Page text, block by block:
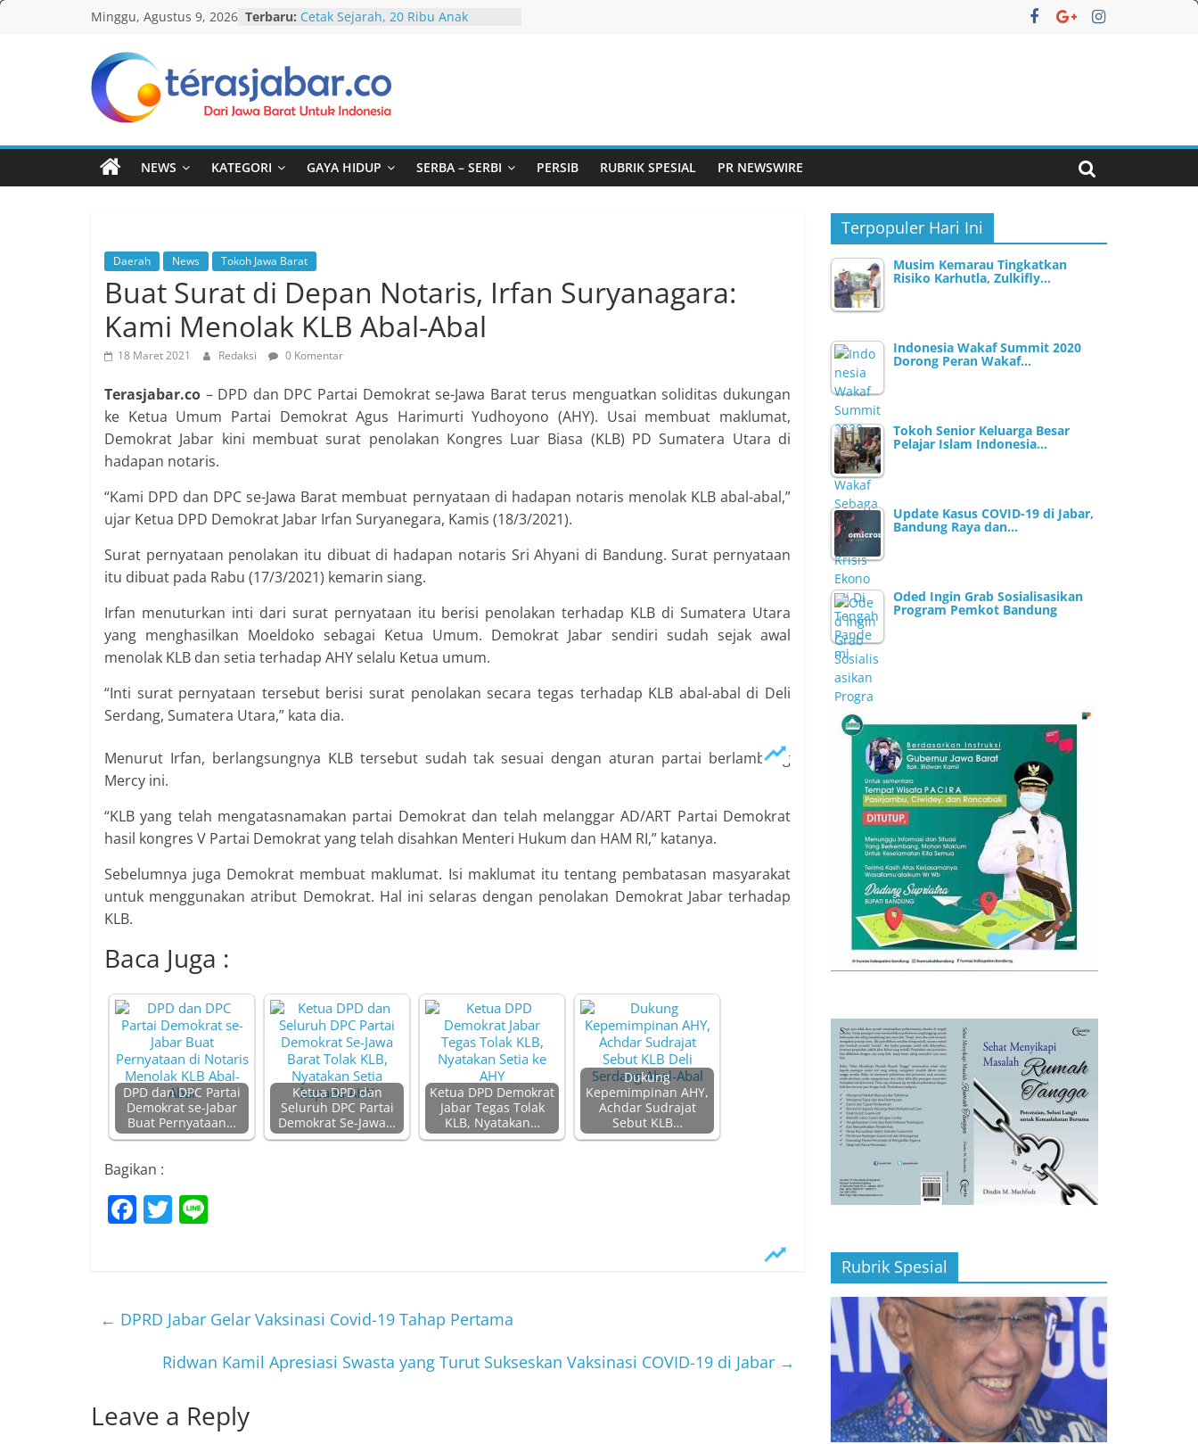
Skip
Minggu, Agustus 9, 2026 Terbaru: Cetak Sejarah, 20 Ribu Anak
KDM Ajak LPM Ikut Andil dalam
Percepatan Pembangunan Desa
Debat Publik Sidoarjo Bahas
LGBTQ, Ustadz Yudi: Pintu Taubat
Selalu Terbuka
Dewan Dakwah Gelar Seminar
Nasional, Rumuskan Standarisasi
Penanganan Kasus Pemurtadan
Teras
Jabar
NEWS KATEGORI GAYA HIDUP SERBA – SERBI PERSIB RUBRIK SPESIAL PR NEWSWIRE
Daerah News Tokoh Jawa Barat
Buat Surat di Depan Notaris, Irfan Suryanagara:
Kami Menolak KLB Abal-Abal
18 Maret 2021 Redaksi 0 Komentar
Terasjabar.co – DPD dan DPC Partai Demokrat se-Jawa Barat terus menguatkan soliditas dukungan
ke Ketua Umum Partai Demokrat Agus Harimurti Yudhoyono (AHY). Usai membuat maklumat,
Demokrat Jabar kini membuat surat penolakan Kongres Luar Biasa (KLB) PD Sumatera Utara di
hadapan notaris.
“Kami DPD dan DPC se-Jawa Barat membuat pernyataan di hadapan notaris menolak KLB abal-abal,”
ujar Ketua DPD Demokrat Jabar Irfan Suryanegara, Kamis (18/3/2021).
Surat pernyataan penolakan itu dibuat di hadapan notaris Sri Ahyani di Bandung. Surat pernyataan
itu dibuat pada Rabu (17/3/2021) kemarin siang.
Irfan menuturkan inti dari surat pernyataan itu berisi penolakan terhadap KLB di Sumatera Utara
yang menghasilkan Moeldoko sebagai Ketua Umum. Demokrat Jabar sendiri sudah sejak awal
menolak KLB dan setia terhadap AHY selalu Ketua umum.
“Inti surat pernyataan tersebut berisi surat penolakan secara tegas terhadap KLB abal-abal di Deli
Serdang, Sumatera Utara,” kata dia.
Menurut Irfan, berlangsungnya KLB tersebut sudah tak sesuai dengan aturan partai berlambang
Mercy ini.
“KLB yang telah mengatasnamakan partai Demokrat dan telah melanggar AD/ART Partai Demokrat
hasil kongres V Partai Demokrat yang telah disahkan Menteri Hukum dan HAM RI,” katanya.
Sebelumnya juga Demokrat membuat maklumat. Isi maklumat itu tentang pembatasan masyarakat
untuk menggunakan atribut Demokrat. Hal ini selaras dengan penolakan Demokrat Jabar terhadap
KLB.
Baca Juga :
DPD dan DPC Partai
Demokrat se-Jabar
Buat Pernyataan…
Ketua DPD dan
Seluruh DPC Partai
Demokrat Se-Jawa…
Ketua DPD Demokrat
Jabar Tegas Tolak
KLB, Nyatakan…
Dukung
Kepemimpinan AHY,
Achdar Sudrajat
Sebut KLB…
Bagikan :
F
b
k
T
← DPRD Jabar Gelar Vaksinasi Covid-19 Tahap Pertama
Ridwan Kamil Apresiasi Swasta yang Turut Sukseskan Vaksinasi COVID-19 di Jabar →
Leave a Reply
Terpopuler Hari Ini
Musim Kemarau Tingkatkan
Risiko Karhutla, Zulkifly…
Indonesia Wakaf Summit 2020
Dorong Peran Wakaf…
Tokoh Senior Keluarga Besar
Pelajar Islam Indonesia…
Update Kasus COVID-19 di Jabar,
Bandung Raya dan…
Oded Ingin Grab Sosialisasikan
Program Pemkot Bandung
Rubrik Spesial